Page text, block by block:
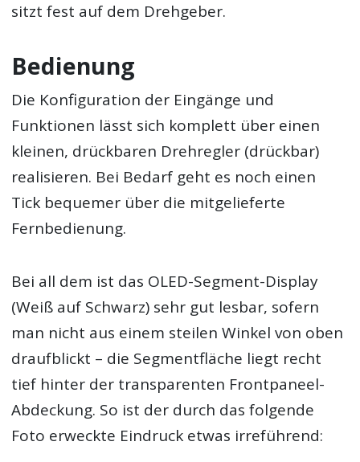
sitzt fest auf dem Drehgeber.
Bedienung
Die Konfiguration der Eingänge und
Funktionen lässt sich komplett über einen
kleinen, drückbaren Drehregler (drückbar)
realisieren. Bei Bedarf geht es noch einen
Tick bequemer über die mitgelieferte
Fernbedienung.
Bei all dem ist das OLED-Segment-Display
(Weiß auf Schwarz) sehr gut lesbar, sofern
man nicht aus einem steilen Winkel von oben
draufblickt – die Segmentfläche liegt recht
tief hinter der transparenten Frontpaneel-
Abdeckung. So ist der durch das folgende
Foto erweckte Eindruck etwas irreführend: